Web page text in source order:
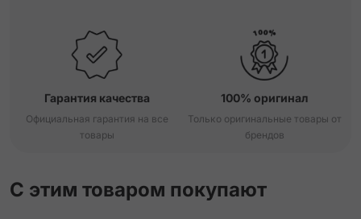
Гарантия качества
Официальная гарантия на все
товары
100% оригинал
Только оригинальные товары от
брендов
С этим товаром покупают